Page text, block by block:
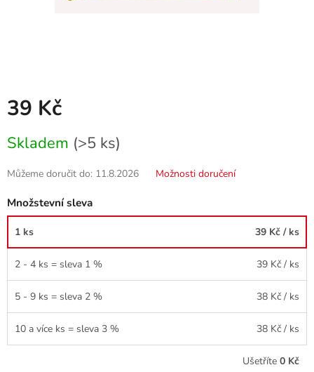
39 Kč
cena:
Skladem (>5 ks)
Můžeme doručit do: 11.8.2026 Možnosti doručení
Množstevní sleva
1 ks 39 Kč / ks
2 - 4 ks = sleva 1 % 39 Kč / ks
5 - 9 ks = sleva 2 % 38 Kč / ks
10 a více ks = sleva 3 % 38 Kč / ks
Ušetříte 0 Kč